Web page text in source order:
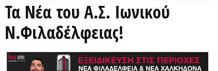
Τα Νέα του Α.Σ. Ιωνικού
Ν.Φιλαδέλφειας!